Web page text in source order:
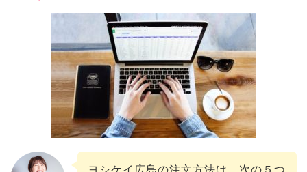
ヨシケイ広島の注文方法は、次の５つ